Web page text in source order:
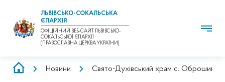
ЛЬВІВСЬКО-СОКАЛЬСЬКА
ЄПАРХІЯ
ОФІЦІЙНИЙ ВЕБ-САЙТ ЛЬВІВСЬКО-
СОКАЛЬСЬКОЇ ЄПАРХІЇ
(ПРАВОСЛАВНА ЦЕРКВА УКРАЇНИ)
РЯДОК
Новини Свято-Духівський храм с. Оброшино